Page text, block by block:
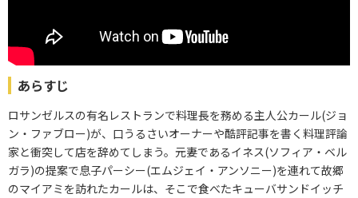
あらすじ
ロサンゼルスの有名レストランで料理長を務める主人公カール(ジョ
ン・ファブロー)が、口うるさいオーナーや酷評記事を書く料理評論
家と衝突して店を辞めてしまう。元妻であるイネス(ソフィア・ベル
ガラ)の提案で息子パーシー(エムジェイ・アンソニー)を連れて故郷
のマイアミを訪れたカールは、そこで食べたキューバサンドイッチ